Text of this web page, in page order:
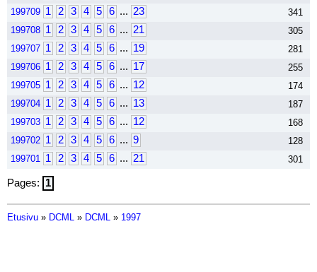
199709 1 2 3 4 5 6 ... 23
341
199708 1 2 3 4 5 6 ... 21
305
199707 1 2 3 4 5 6 ... 19
281
199706 1 2 3 4 5 6 ... 17
255
199705 1 2 3 4 5 6 ... 12
174
199704 1 2 3 4 5 6 ... 13
187
199703 1 2 3 4 5 6 ... 12
168
199702 1 2 3 4 5 6 ... 9
128
199701 1 2 3 4 5 6 ... 21 301
Pages: 1
Etusivu » DCML » DCML » 1997